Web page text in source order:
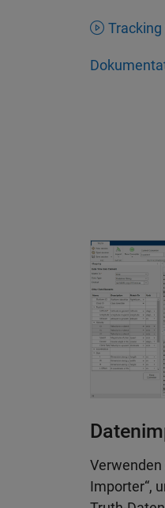
Verwenden
Importer“,